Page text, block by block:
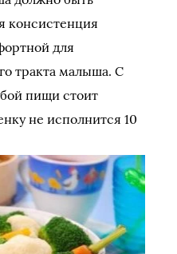
консистенция
для
тракта малыша. С
пищи стоит
не исполнится 10